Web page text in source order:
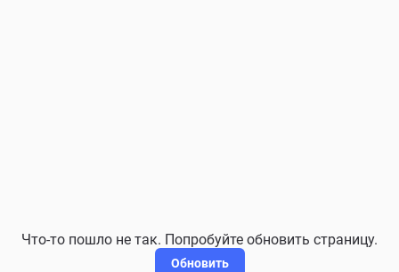
Что-то пошло не так. Попробуйте обновить страницу.
Обновить